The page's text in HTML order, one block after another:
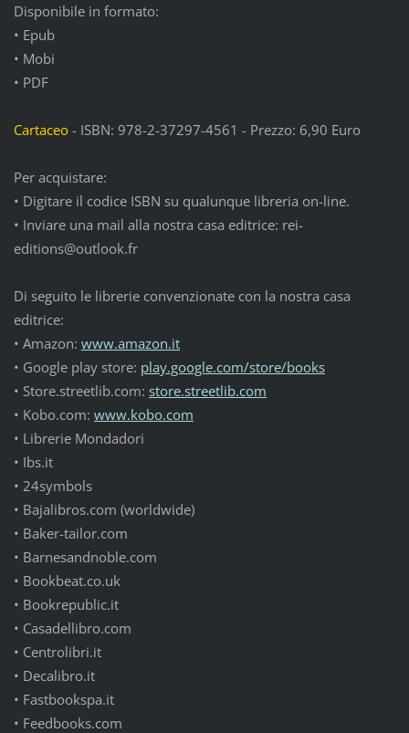
Disponibile in formato:
• Epub
• Mobi
• PDF
Cartaceo - ISBN: 978-2-37297-4561 - Prezzo: 6,90 Euro
Per acquistare:
• Digitare il codice ISBN su qualunque libreria on-line.
• Inviare una mail alla nostra casa editrice: rei-
editions@outlook.fr
Di seguito le librerie convenzionate con la nostra casa
editrice:
• Amazon: www.amazon.it
• Google play store: play.google.com/store/books
• Store.streetlib.com: store.streetlib.com
• Kobo.com: www.kobo.com
• Librerie Mondadori
• Ibs.it
• 24symbols
• Bajalibros.com (worldwide)
• Baker-tailor.com
• Barnesandnoble.com
• Bookbeat.co.uk
• Bookrepublic.it
• Casadellibro.com
• Centrolibri.it
• Decalibro.it
• Fastbookspa.it
• Feedbooks.com